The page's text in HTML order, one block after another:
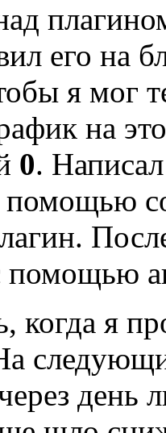
его на
я мог
на
0.
помощью
помощью
когда я
день